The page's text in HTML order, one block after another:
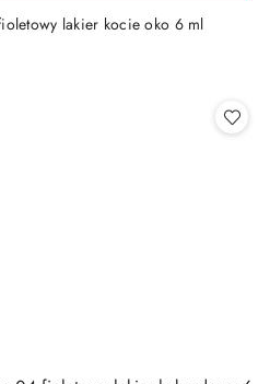
lakier kocie oko 6 ml